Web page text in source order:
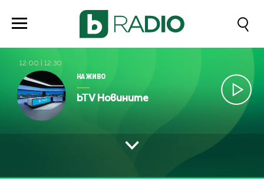
12:00 12:30
НА ЖИВО
bTV Новините